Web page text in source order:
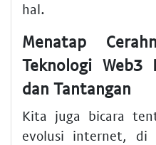
hal.
Menatap
Teknologi Web3
dan Tantangan
Kita juga bicara
evolusi internet, di